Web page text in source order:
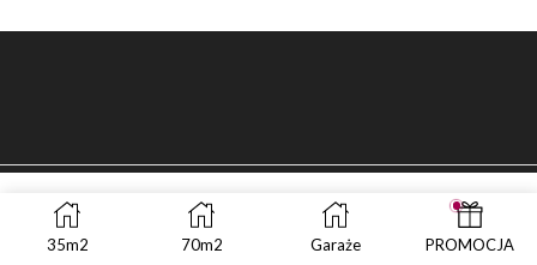
35m2 70m2 Garaże PROMOCJA